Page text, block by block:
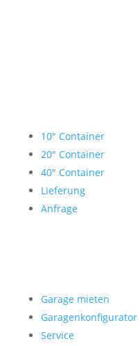
10″ Container
20″ Container
40″ Container
Lieferung
Anfrage
Garage mieten
Garagenkonfigurator
Service